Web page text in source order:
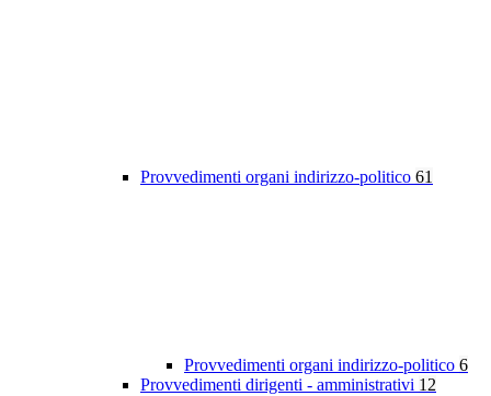
Provvedimenti organi indirizzo-politico 61
Provvedimenti organi indirizzo-politico 6
Provvedimenti dirigenti - amministrativi 12